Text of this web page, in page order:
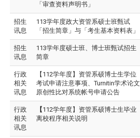
「审查资料声明书」
招生
讯息
113学年度政大资管系硕士班甄试
「招生简章」与「考生基本资料表」
招生
讯息
113学年度硕士班、博士班甄试招生
简章
行政
相关
讯息
【112学年度】资管系硕博士生学位
考试申请注意事项、Turnitin学术论文
原创性比对系统帐号申请公告
行政
相关
讯息
【112学年度】资管系硕博士生毕业
离校程序相关说明